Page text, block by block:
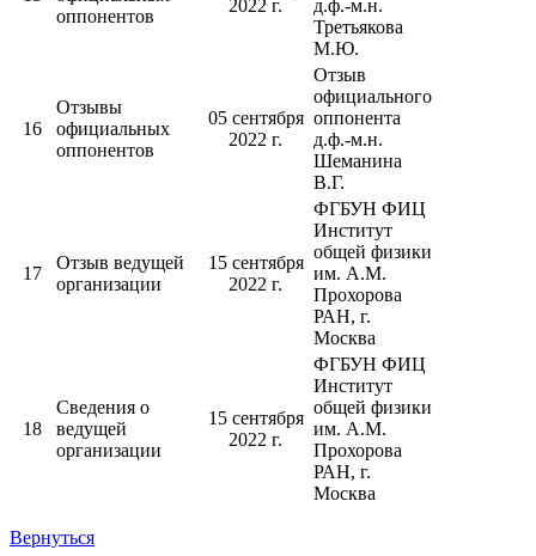
оппонентов
2022 г.
д.ф.-м.н.
Третьякова
М.Ю.
16
Отзывы
официальных
оппонентов
05 сентября
2022 г.
Отзыв
официального
оппонента
д.ф.-м.н.
Шеманина
В.Г.
17
Отзыв ведущей
организации
15 сентября
2022 г.
ФГБУН ФИЦ
Институт
общей физики
им. А.М.
Прохорова
РАН, г.
Москва
18
Сведения о
ведущей
организации
15 сентября
2022 г.
ФГБУН ФИЦ
Институт
общей физики
им. А.М.
Прохорова
РАН, г.
Москва
Вернуться